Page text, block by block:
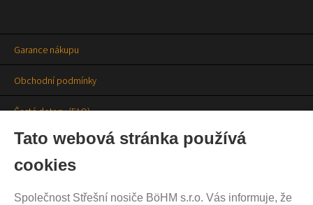
Tato webová stránka používá
cookies
Společnost Střešní nosiče BöHM s.r.o. Vás informuje, že
Garance nákupu
Obchodní podmínky
Časté dotazy (FAQ)
Prodejny
Aktuality